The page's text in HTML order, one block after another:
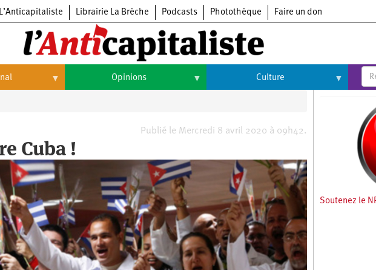
L’Anticapitaliste Librairie La Brèche Podcasts Photothèque Faire un don
Opinions Culture
Arts
Expositions
Livres
Musique
Publié le Mercredi 8 avril 2020 à 09h42.
Cuba !
Soutenez le